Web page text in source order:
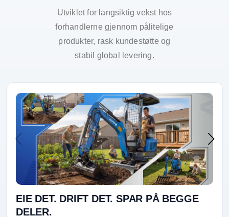
Utviklet for langsiktig vekst hos
forhandlerne gjennom pålitelige
produkter, rask kundestøtte og
stabil global levering.
EIE DET. DRIFT DET. SPAR PÅ BEGGE
DELER.